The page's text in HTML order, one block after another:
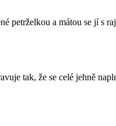
petrželkou a mátou se jí
tak, že se celé jehně